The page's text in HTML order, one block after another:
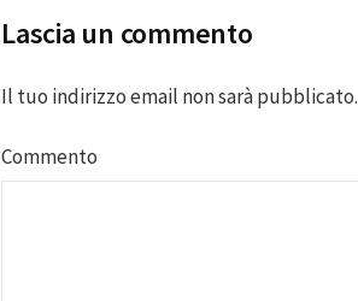
Lascia un commento
Il tuo indirizzo email non sarà pubblicato.
Commento